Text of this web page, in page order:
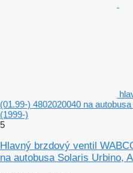
(01.99-) 4802020040 na
(1999-)
5
Hlavný brzdový ventil
na autobusa Solaris Urbino,